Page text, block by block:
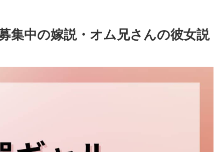
集中の嫁説・オム兄さんの彼女説